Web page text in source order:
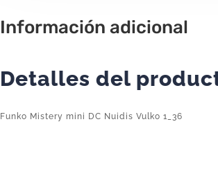
Información adicional
Detalles del
Funko Mistery mini DC Nuidis Vulko 1_36